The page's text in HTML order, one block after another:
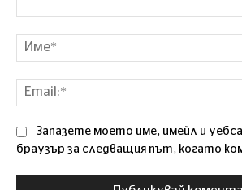
Запазете моето име, имейл и
браузър за следващия път, когато